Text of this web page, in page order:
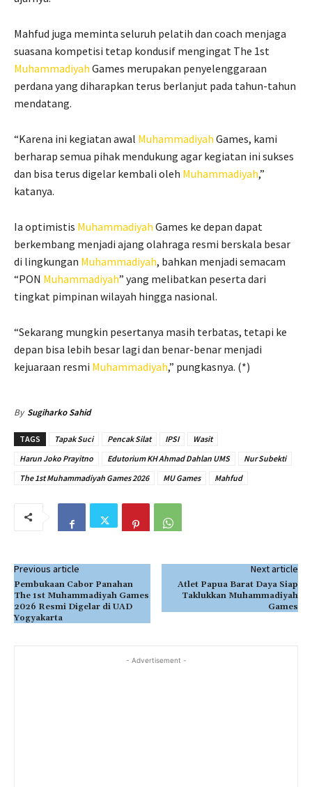
Mahfud juga meminta seluruh pelatih dan coach menjaga
suasana kompetisi tetap kondusif mengingat The 1st
Muhammadiyah Games merupakan penyelenggaraan
perdana yang diharapkan terus berlanjut pada tahun-tahun
mendatang.
“Karena ini kegiatan awal Muhammadiyah Games, kami
berharap semua pihak mendukung agar kegiatan ini sukses
dan bisa terus digelar kembali oleh Muhammadiyah,”
katanya.
Ia optimistis Muhammadiyah Games ke depan dapat
berkembang menjadi ajang olahraga resmi berskala besar
di lingkungan Muhammadiyah, bahkan menjadi semacam
“PON Muhammadiyah” yang melibatkan peserta dari
tingkat pimpinan wilayah hingga nasional.
“Sekarang mungkin pesertanya masih terbatas, tetapi ke
depan bisa lebih besar lagi dan benar-benar menjadi
kejuaraan resmi Muhammadiyah,” pungkasnya. (*)
By Sugiharko Sahid
TAGS Tapak Suci Pencak Silat IPSI
Wasit
Harun Joko Prayitno
Edutorium KH Ahmad Dahlan UMS
Nur Subekti
The 1st Muhammadiyah Games 2026
MU Games Mahfud
Previous article
Pembukaan Cabor Panahan
The 1st Muhammadiyah Games
2026 Resmi Digelar di UAD
Yogyakarta
Next article
Atlet Papua Barat Daya Siap
Taklukkan Muhammadiyah
Games
- Advertisement -